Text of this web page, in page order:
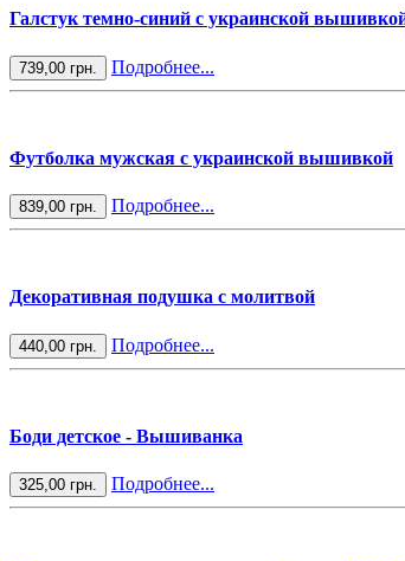
Галстук темно-синий с украинской
739,00 грн. Подробнее...
Футболка мужская с украинской вышивкой
839,00 грн. Подробнее...
Декоративная подушка с молитвой
440,00 грн. Подробнее...
Боди детское - Вышиванка
325,00 грн. Подробнее...